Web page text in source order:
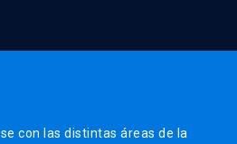
con las distintas áreas de la